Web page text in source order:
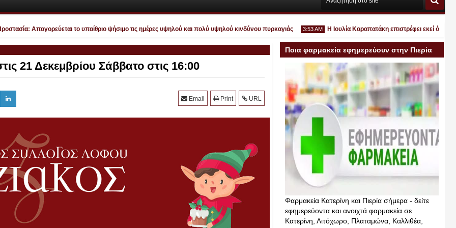
Απαγορεύεται το υπαίθριο ψήσιμο τις ημέρες υψηλού και πολύ υψηλού κινδύνου πυρκαγιάς 3:53 AM
30 Ιουλ
2026
Η Ιουλία Καραπατάκη επιστρέφει εκεί όπου
21 Δεκεμβρίου Σάββατο στις 16:00
URL
Print
Email
Ποια φαρμακεία εφημερεύουν στην Πιερία
σήμερα
Φαρμακεία Κατερίνη και Πιερία σήμερα - δείτε
εφημερεύοντα και ανοιχτά φαρμακεία σε
Κατερίνη, Λιτόχωρο, Πλαταμώνα, Καλλιθέα,